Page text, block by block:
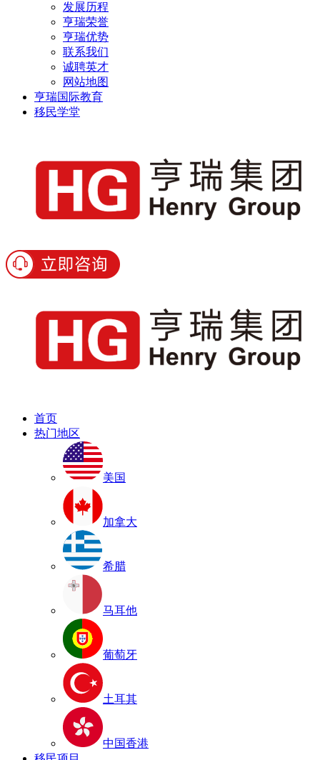
发展历程
亨瑞荣誉
亨瑞优势
联系我们
诚聘英才
网站地图
亨瑞国际教育
移民学堂
首页
热门地区
美国
加拿大
希腊
马耳他
葡萄牙
土耳其
中国香港